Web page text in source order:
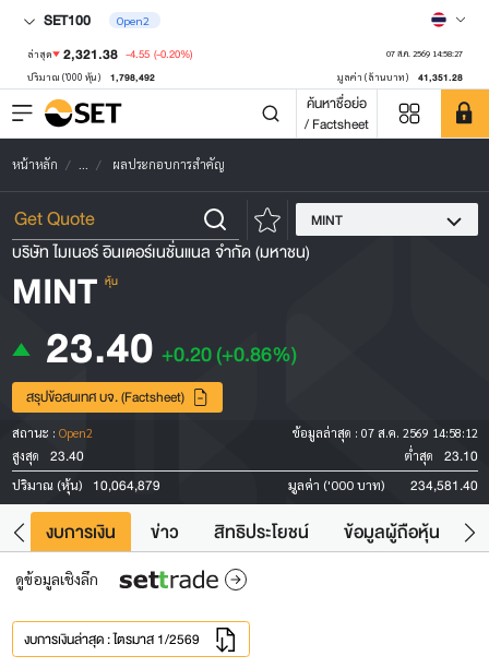
SET100 Open2
ล่าสุด 2,321.38 -4.55 (-0.20%) 07 ส.ค. 2569 14:58:27
ปริมาณ ('000 หุ้น) 1,798,492 มูลค่า (ล้านบาท) 41,351.28
ค้นหาชื่อย่อ
/ Factsheet
หน้าหลัก ... ผลประกอบการสำคัญ
MINT
บริษัท ไมเนอร์ อินเตอร์เนชั่นแนล จำกัด (มหาชน)
MINT หุ้น
23.40 +0.20(+0.86%)
สรุปข้อสนเทศ บจ. (Factsheet)
สถานะ : Open2 ข้อมูลล่าสุด : 07 ส.ค. 2569 14:58:12
สูงสุด
23.40 ต่ำสุด 23.10
ปริมาณ (หุ้น) 10,064,879 มูลค่า ('000 บาท) 234,581.40
งบการเงิน ข่าว สิทธิประโยชน์ ข้อมูลผู้ถือหุ้น
ดูข้อมูลเชิงลึก
งบการเงินล่าสุด : ไตรมาส 1/2569